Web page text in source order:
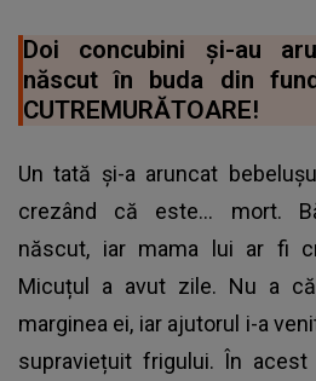
Doi concubini și-au
născut în buda din
CUTREMURĂTOARE!
Un tată şi-a aruncat
crezând că este... mort.
născut, iar mama lui ar fi
Micuțul a avut zile. Nu a
marginea ei, iar ajutorul i-a
supraviețuit frigului. În